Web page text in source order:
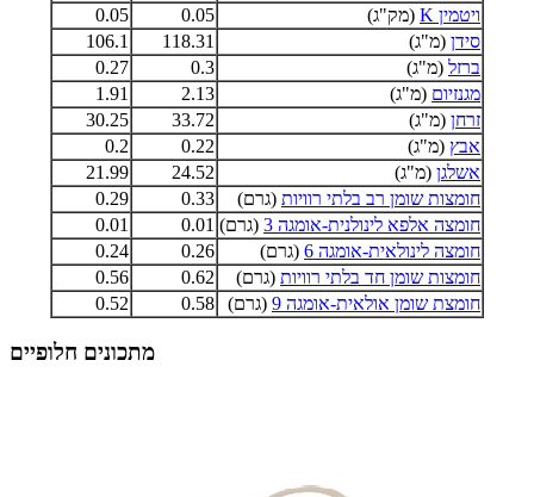
ויטמין K
(מק"ג) 0.05
0.05
סידן (מ"ג) 118.31
106.1
ברזל (מ"ג) 0.3
0.27
מגנזיום (מ"ג) 2.13
1.91
זרחן (מ"ג) 33.72
30.25
אבץ (מ"ג) 0.22
0.2
אשלגן (מ"ג) 24.52
21.99
חומצות שומן רב בלתי רוויות (גרם) 0.33
0.29
חומצה אלפא לינולנית-אומגה 3
(גרם) 0.01
0.01
חומצה לינולאית-אומגה 6
(גרם) 0.26
0.24
חומצות שומן חד בלתי רוויות (גרם) 0.62
0.56
חומצת שומן אולאית-אומגה 9
(גרם) 0.58
0.52
מתכונים חלופיים